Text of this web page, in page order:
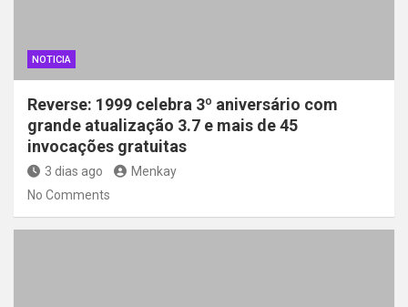
NOTICIA
Reverse: 1999 celebra 3º aniversário com
grande atualização 3.7 e mais de 45
invocações gratuitas
3 dias ago
Menkay
No Comments